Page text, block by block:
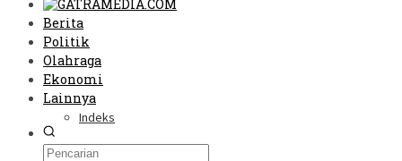
Berita
Politik
Olahraga
Ekonomi
Lainnya
Indeks